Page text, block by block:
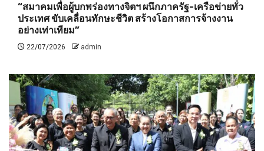
“สมาคมเพื่อผู้บกพร่องทางจิตฯ ผนึกภาครัฐ-เครือข่ายทั่ว
ประเทศ ขับเคลื่อนทักษะชีวิต สร้างโอกาสการจ้างงาน
อย่างเท่าเทียม”
22/07/2026 admin